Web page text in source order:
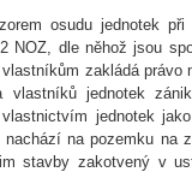
osudu jednotek při
NOZ, dle něhož jsou
zakládá právo
jednotek
jednotek
na pozemku na
stavby zakotvený v